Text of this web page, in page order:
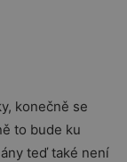
konečně se
to bude ku
teď také není